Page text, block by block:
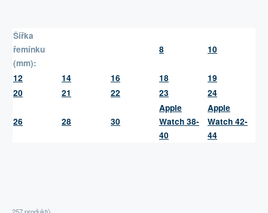
Šířka
řemínku
(mm):
8 10
12 14 16 18
19
20
21 22 23 24
26 28 30
Apple
Watch 38-
40
Apple
Watch 42-
44